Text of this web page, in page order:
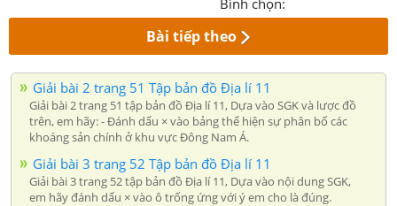
Bài tiếp theo
Giải bài 2 trang 51 Tập bản đồ Địa lí 11
Giải bài 2 trang 51 tập bản đồ Địa lí 11, Dựa vào SGK và lược đồ
trên, em hãy: - Đánh dấu × vào bảng thể hiện sự phân bố các
khoáng sản chính ở khu vực Đông Nam Á.
Giải bài 3 trang 52 Tập bản đồ Địa lí 11
Giải bài 3 trang 52 tập bản đồ Địa lí 11, Dựa vào nội dung SGK,
em hãy đánh dấu × vào ô trống ứng với ý em cho là đúng.